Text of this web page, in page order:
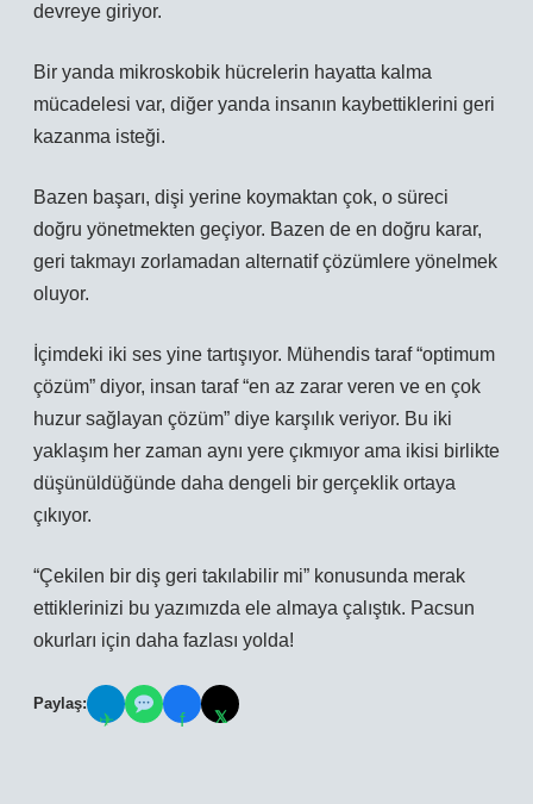
devreye giriyor.
Bir yanda mikroskobik hücrelerin hayatta kalma
mücadelesi var, diğer yanda insanın kaybettiklerini geri
kazanma isteği.
Bazen başarı, dişi yerine koymaktan çok, o süreci
doğru yönetmekten geçiyor. Bazen de en doğru karar,
geri takmayı zorlamadan alternatif çözümlere yönelmek
oluyor.
İçimdeki iki ses yine tartışıyor. Mühendis taraf “optimum
çözüm” diyor, insan taraf “en az zarar veren ve en çok
huzur sağlayan çözüm” diye karşılık veriyor. Bu iki
yaklaşım her zaman aynı yere çıkmıyor ama ikisi birlikte
düşünüldüğünde daha dengeli bir gerçeklik ortaya
çıkıyor.
“Çekilen bir diş geri takılabilir mi” konusunda merak
ettiklerinizi bu yazımızda ele almaya çalıştık. Pacsun
okurları için daha fazlası yolda!
Paylaş:
✈ f 𝕏